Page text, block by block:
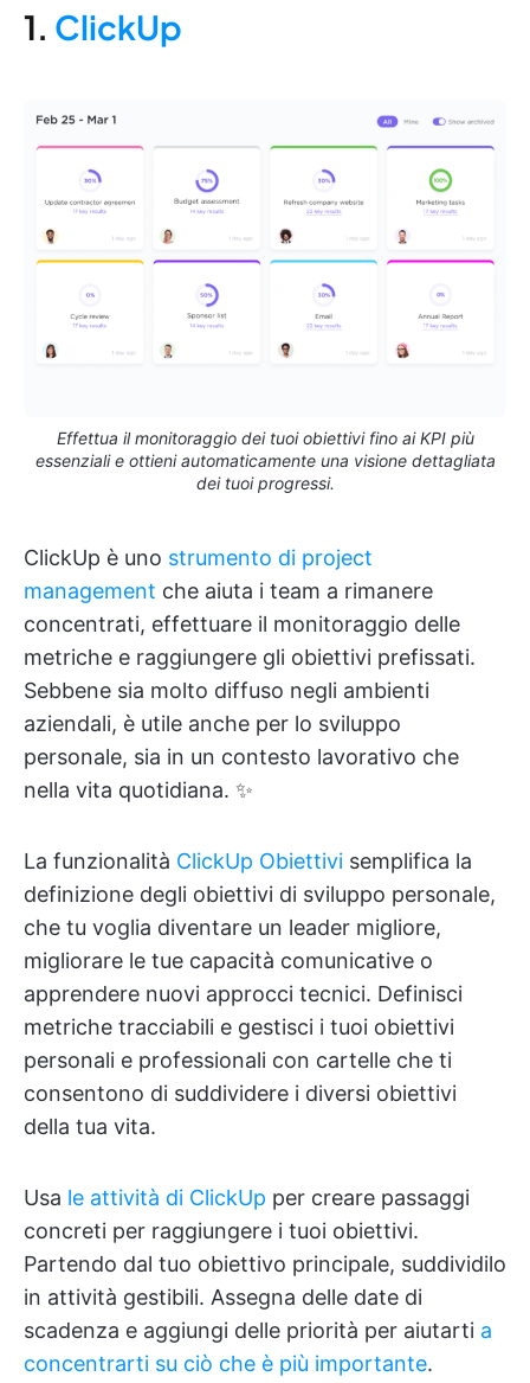
1. ClickUp
Effettua il monitoraggio dei tuoi obiettivi fino ai KPI più
essenziali e ottieni automaticamente una visione dettagliata
dei tuoi progressi.
ClickUp è uno strumento di project
management che aiuta i team a rimanere
concentrati, effettuare il monitoraggio delle
metriche e raggiungere gli obiettivi prefissati.
Sebbene sia molto diffuso negli ambienti
aziendali, è utile anche per lo sviluppo
personale, sia in un contesto lavorativo che
nella vita quotidiana. ✨
La funzionalità ClickUp Obiettivi semplifica la
definizione degli obiettivi di sviluppo personale,
che tu voglia diventare un leader migliore,
migliorare le tue capacità comunicative o
apprendere nuovi approcci tecnici. Definisci
metriche tracciabili e gestisci i tuoi obiettivi
personali e professionali con cartelle che ti
consentono di suddividere i diversi obiettivi
della tua vita.
Usa le attività di ClickUp per creare passaggi
concreti per raggiungere i tuoi obiettivi.
Partendo dal tuo obiettivo principale, suddividilo
in attività gestibili. Assegna delle date di
scadenza e aggiungi delle priorità per aiutarti a
concentrarti su ciò che è più importante.